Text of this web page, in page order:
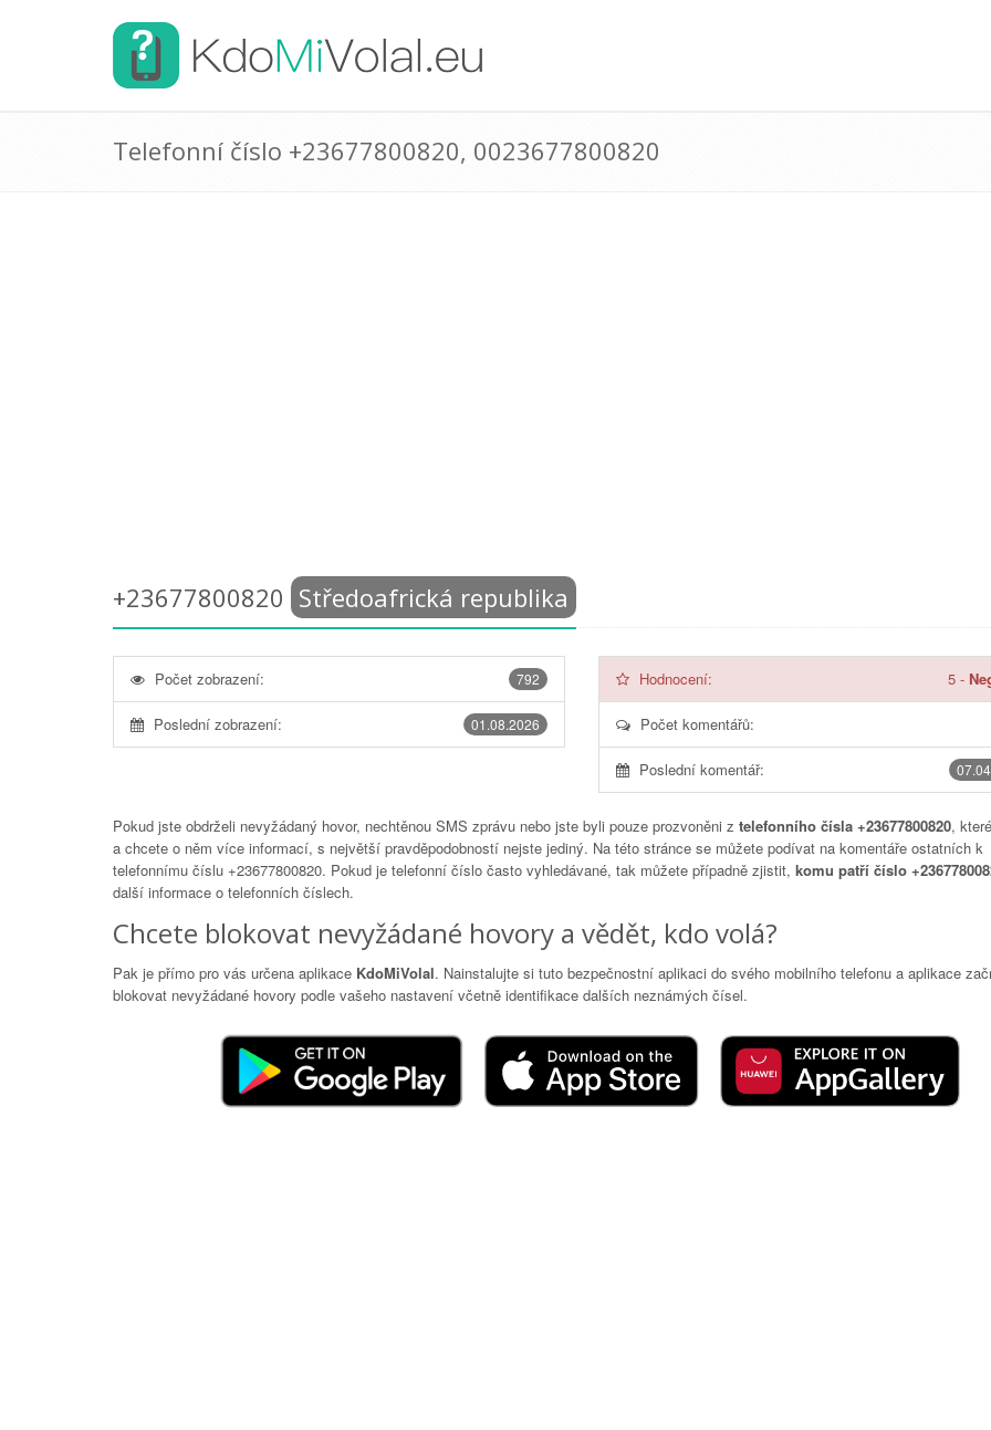
Telefonní číslo +23677800820, 0023677800820
+23677800820 Středoafrická republika
792
Počet zobrazení:
01.08.2026
Poslední zobrazení:
Hodnocení: 5-
Počet komentářů:
Poslední komentář:
Pokud jste obdrželi nevyžádaný hovor, nechtěnou SMS zprávu nebo jste byli pouze prozvoněni z telefonního čísla +23677800820,
a chcete o něm více informací, s největší pravděpodobností nejste jediný. Na této stránce se můžete podívat na komentáře ostatních k
telefonnímu číslu +23677800820. Pokud je telefonní číslo často vyhledávané, tak můžete případně zjistit, komu patří číslo
další informace o telefonních číslech.
Chcete blokovat nevyžádané hovory a vědět, kdo volá?
Pak je přímo pro vás určena aplikace KdoMiVolal. Nainstalujte si tuto bezpečnostní aplikaci do svého mobilního telefonu a aplikace
blokovat nevyžádané hovory podle vašeho nastavení včetně identifikace dalších neznámých čísel.